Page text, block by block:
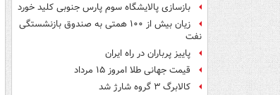
بازسازی پالایشگاه سوم پارس جنوبی کلید خورد
زیان بیش از ۱۰۰ همتی به صندوق‌ بازنشستگی
نفت
پاییز پرباران در راه ایران
قیمت جهانی طلا امروز ۱۵ مرداد
کالابرگ ۳ گروه شارژ شد